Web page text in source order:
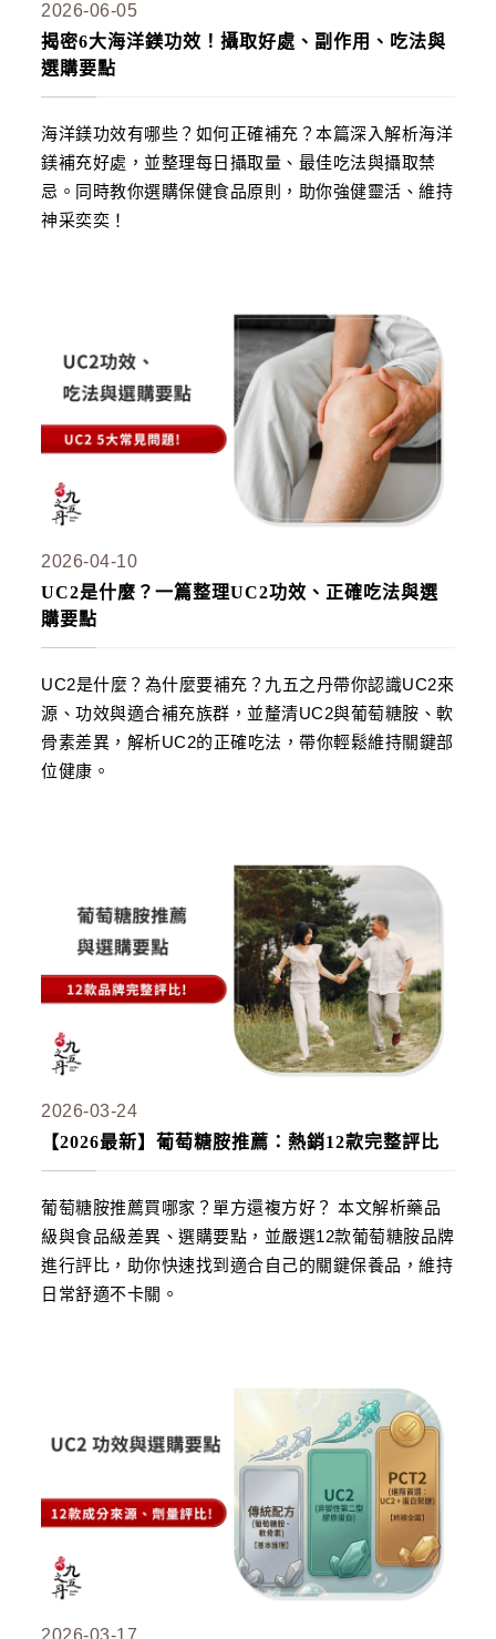
猛虎．酵母B群+酵母鋅
狀元・葉黃素+玉米黃素
金榜．85% rTG高純度純淨魚油
赤兔．海藻鈣鎂D3K2
透亮．西印度櫻桃維他命Ｃ
🥇 世界品質評鑑-金獎
至尊・黑瑪卡+酵母鋅 (熱銷NO1.)
飛龍．高純度左旋精胺酸 (熱銷第NO2.)
英雄．20倍南瓜籽+茄紅素
戰神．超級薑黃素+頂級紅蔘
順暢．470億ABC益生菌
極適．D-甘露糖
亮妍．美人酵素+穀胱甘肽
周公．夜酵素+GABA
御寧．甘胺酸鎂
皇穩．苦瓜胜肽+酵母鉻
鐵騎．PCTII+葡萄糖胺+軟骨素
黑帝．生物素+鋅+鐵+白首烏
鋼韌．高單位MSM
九五闆闆的蝦皮套件
蝦皮全站廣告工具
蝦皮黑名單平台
社群平台
06-2085503
2026-06-05
揭密6大海洋鎂功效！攝取好處、副作用、吃法與
選購要點
海洋鎂功效有哪些？如何正確補充？本篇深入解析海洋
鎂補充好處，並整理每日攝取量、最佳吃法與攝取禁
忌。同時教你選購保健食品原則，助你強健靈活、維持
神采奕奕！
2026-04-10
UC2是什麼？一篇整理UC2功效、正確吃法與選
購要點
UC2是什麼？為什麼要補充？九五之丹帶你認識UC2來
源、功效與適合補充族群，並釐清UC2與葡萄糖胺、軟
骨素差異，解析UC2的正確吃法，帶你輕鬆維持關鍵部
位健康。
2026-03-24
【2026最新】葡萄糖胺推薦：熱銷12款完整評比
葡萄糖胺推薦買哪家？單方還複方好？ 本文解析藥品
級與食品級差異、選購要點，並嚴選12款葡萄糖胺品牌
進行評比，助你快速找到適合自己的關鍵保養品，維持
日常舒適不卡關。
2026-03-17